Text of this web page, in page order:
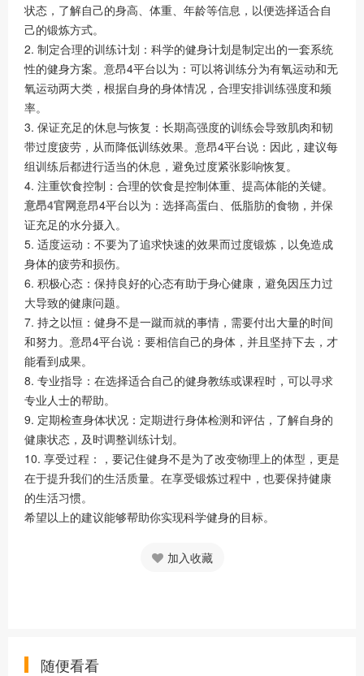
状态，了解自己的身高、体重、年龄等信息，以便选择适合自
己的锻炼方式。
2. 制定合理的训练计划：科学的健身计划是制定出的一套系统
性的健身方案。意昂4平台以为：可以将训练分为有氧运动和无
氧运动两大类，根据自身的身体情况，合理安排训练强度和频
率。
3. 保证充足的休息与恢复：长期高强度的训练会导致肌肉和韧
带过度疲劳，从而降低训练效果。意昂4平台说：因此，建议每
组训练后都进行适当的休息，避免过度紧张影响恢复。
4. 注重饮食控制：合理的饮食是控制体重、提高体能的关键。
意昂4官网意昂4平台以为：选择高蛋白、低脂肪的食物，并保
证充足的水分摄入。
5. 适度运动：不要为了追求快速的效果而过度锻炼，以免造成
身体的疲劳和损伤。
6. 积极心态：保持良好的心态有助于身心健康，避免因压力过
大导致的健康问题。
7. 持之以恒：健身不是一蹴而就的事情，需要付出大量的时间
和努力。意昂4平台说：要相信自己的身体，并且坚持下去，才
能看到成果。
8. 专业指导：在选择适合自己的健身教练或课程时，可以寻求
专业人士的帮助。
9. 定期检查身体状况：定期进行身体检测和评估，了解自身的
健康状态，及时调整训练计划。
10. 享受过程：，要记住健身不是为了改变物理上的体型，更是
在于提升我们的生活质量。在享受锻炼过程中，也要保持健康
的生活习惯。
希望以上的建议能够帮助你实现科学健身的目标。
加入收藏
随便看看